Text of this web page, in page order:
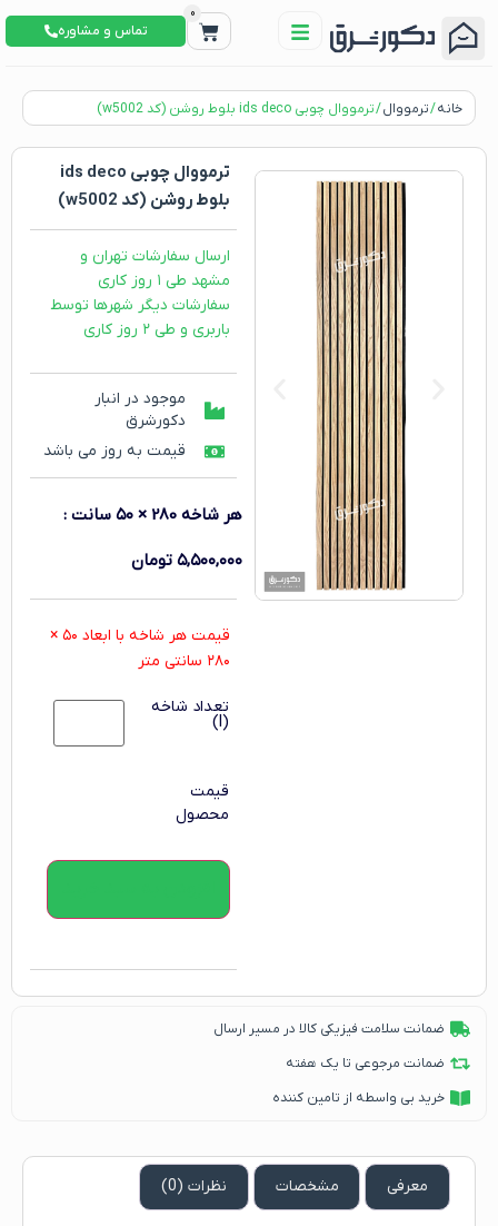
0
تماس و مشاوره
خانه/ترمووال/ ترمووال چوبی ids deco بلوط روشن (کد w5002)
ترمووال چوبی ids deco
بلوط روشن (کد w5002)
ارسال سفارشات تهران و
مشهد طی ۱ روز کاری
سفارشات دیگر شهرها توسط
باربری و طی ۲ روز کاری
موجود در انبار
دکورشرق
قیمت به روز می باشد
هر شاخه 280 × ۵۰ سانت :
۵,۵۰۰,۰۰۰ تومان
قیمت هر شاخه با ابعاد ۵۰ ×
۲۸۰ سانتی متر
تعداد شاخه
(l)
قیمت
محصول
ضمانت سلامت فیزیکی کالا در مسیر ارسال
ضمانت مرجوعی تا یک هفته
خرید بی واسطه از تامین کننده
معرفی مشخصات نظرات (0)